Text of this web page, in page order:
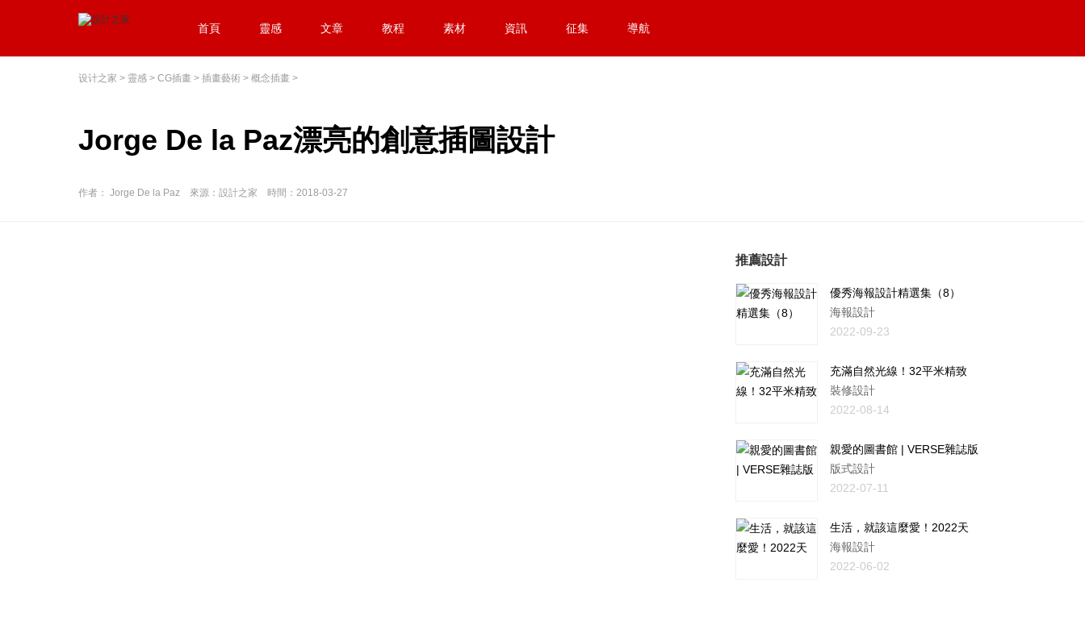
首頁 靈感 文章 教程 素材 資訊 征集 導航
设计之家 > 靈感 > CG插畫 > 插畫藝術 > 概念插畫 >
Jorge De la Paz漂亮的創意插圖設計
作者： Jorge De la Paz 來源：設計之家 時間：2018-03-27
推薦設計
優秀海報設計精選集（8）
海報設計
2022-09-23
充滿自然光線！32平米精致
裝修設計
2022-08-14
親愛的圖書館 | VERSE雜誌版
版式設計
2022-07-11
生活，就該這麼愛！2022天
海報設計
2022-06-02